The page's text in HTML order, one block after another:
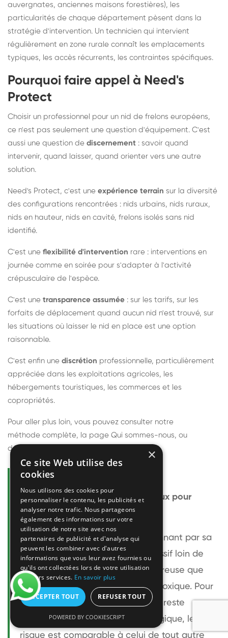
auvergnates, anciennes maisons forestières), les
particularités de chaque département pèsent dans la
stratégie d'intervention. Un technicien qui intervient
régulièrement en zone rurale connaît les emplacements
typiques, les accès récurrents, les contraintes spécifiques.
Pourquoi faire appel à Need's
Protect
Choisir un professionnel pour un nid de frelons européens,
ce n'est pas seulement une question d'équipement. C'est
aussi une question de discernement : savoir quand
intervenir, quand laisser, quand orienter vers une autre
solution.
Need's Protect, c'est une expérience terrain sur la diversité
des configurations rencontrées : nids urbains, nids ruraux,
nids en hauteur, nids en cavité, frelons isolés sans nid
identifié.
C'est une flexibilité d'intervention rare : interventions en
journée comme en soirée pour s'adapter à l'activité
crépusculaire de l'espèce.
C'est une transparence assumée : sur les tarifs, sur les
forfaits de déplacement quand aucun nid n'est trouvé, sur
les situations où laisser le nid en place est une option
raisonnable.
C'est enfin une discrétion professionnelle, particulièrement
appréciée dans les exploitations agricoles, les
hébergements touristiques, les commerces et les
copropriétés.
Pour aller plus loin, vous pouvez consulter notre
méthode complète, la page Qui sommes-nous, ou
découvrir
Questions fréquentes
Le frelon européen est-il dangereux pour
l'homme ?
Le frelon européen est impressionnant par sa
taille mais relativement peu agressif loin de
son nid. Sa piqûre est plus douloureuse que
celle d'une guêpe sans être plus toxique. Pour
une personne non allergique, elle reste
bénigne. Pour une personne allergique, le
risque est comparable à celui de tout autre
×
Ce site Web utilise des
cookies
Nous utilisons des cookies pour
personnaliser le contenu, les publicités et
analyser notre trafic. Nous partageons
également des informations sur votre
utilisation de notre site avec nos
partenaires de publicité et d'analyse qui
peuvent les combiner avec d'autres
informations que vous leur avez fournies ou
qu'ils ont collectées lors de votre utilisation
de leurs services. En savoir plus
ACCEPTER TOUT REFUSER TOUT
POWERED BY COOKIESCRIPT